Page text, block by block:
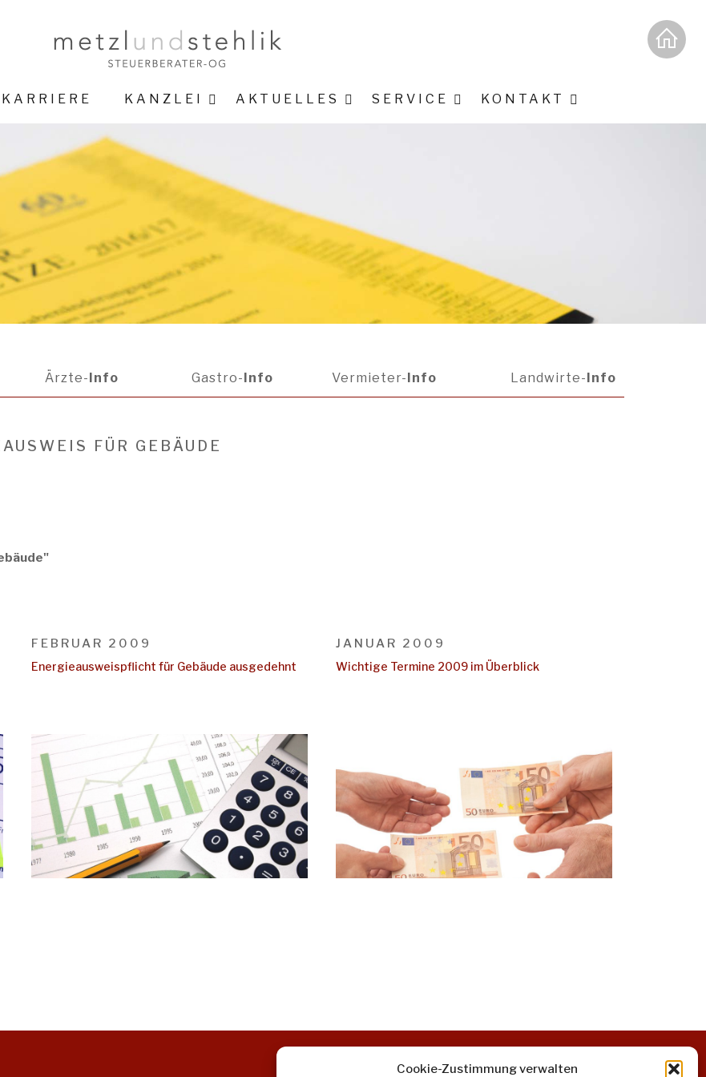
Cookie-Zustimmung verwalten
KARRIERE KANZLEI AKTUELLES SERVICE KONTAKT
Ärzte-Info Gastro-Info Vermieter-Info Landwirte-Info
FÜR GEBÄUDE
FEBRUAR 2009
Energieausweispflicht für Gebäude ausgedehnt
JANUAR 2009
Wichtige Termine 2009 im Überblick